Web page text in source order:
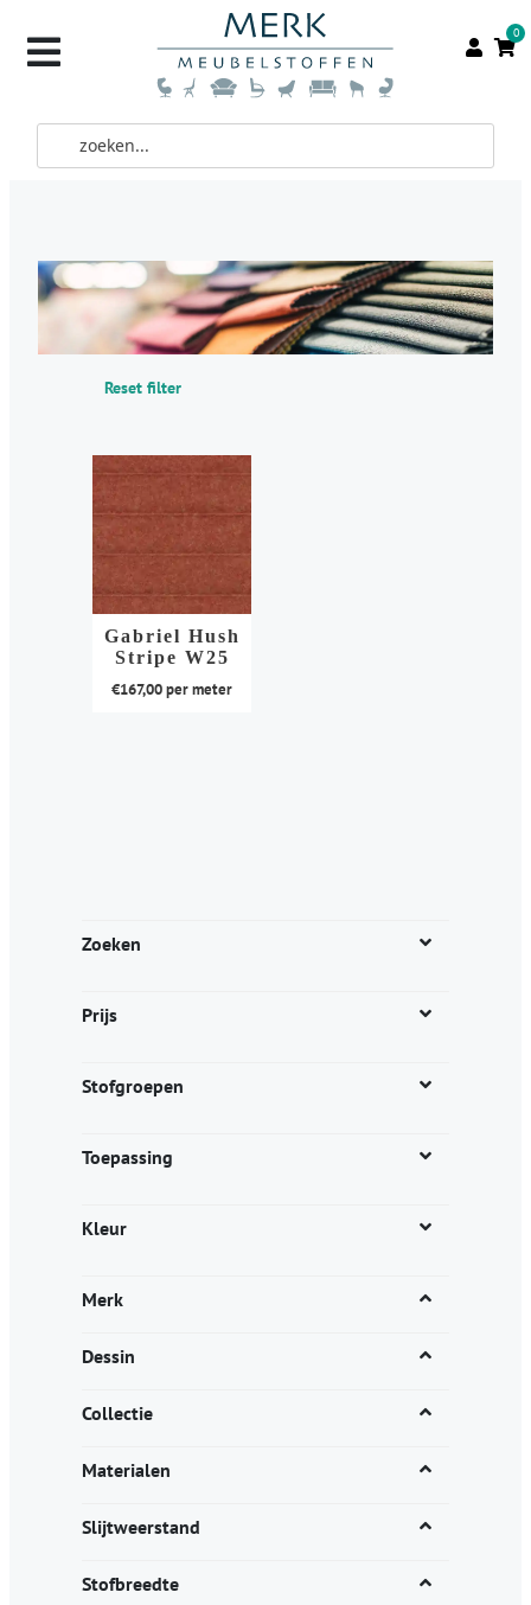
0
Zoeken
Prijs
Stofgroepen
Toepassing
Kleur
Merk
Dessin
Collectie
Materialen
Slijtweerstand
Stofbreedte
Reset filter
Gabriel Hush
Stripe W25
€167,00per meter
kan
op
productpagina